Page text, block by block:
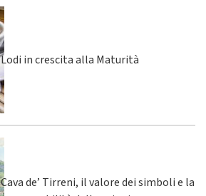
Lodi in crescita alla Maturità
Cava de’ Tirreni, il valore dei simboli e la